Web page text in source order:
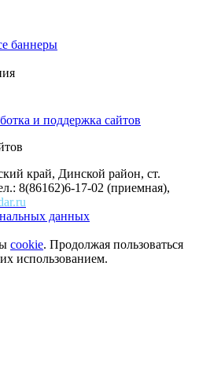
баннеры
и поддержка сайтов
край, Динской район, ст.
8(86162)6-17-02 (приемная),
данных
cookie. Продолжая пользоваться
использованием.